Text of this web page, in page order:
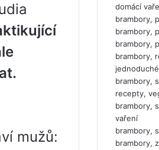
mužů:
domácí
brambory,
brambory,
brambory,
brambory,
brambory,
recepty,
brambory,
vaření
brambory,
brambory,